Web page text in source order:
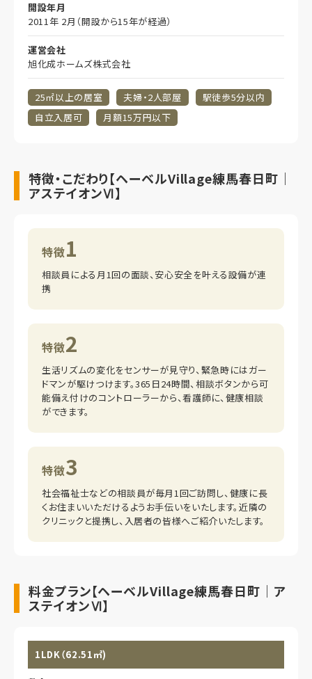
開設年月
2011年 2月（開設から15年が経過）
運営会社
旭化成ホームズ株式会社
25㎡以上の居室 夫婦・2人部屋
駅徒歩5分以内
自立入居可
月額15万円以下
特徴・こだわり【ヘーベルVillage練馬春日町｜
アステイオンⅥ】
特徴1
相談員による月1回の面談、安心安全を叶える設備が連
携
特徴2
生活リズムの変化をセンサーが見守り、緊急時にはガー
ドマンが駆けつけます。365日24時間、相談ボタンから可
能備え付けのコントローラーから、看護師に、健康相談
ができます。
特徴3
社会福祉士などの相談員が毎月1回ご訪問し、健康に長
くお住まいいただけるようお手伝いをいたします。近隣の
クリニックと提携し、入居者の皆様へご紹介いたします。
料金プラン【ヘーベルVillage練馬春日町｜ア
ステイオンⅥ】
1LDK（62.51㎡)